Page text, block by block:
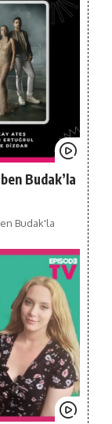
Budak’la
Budak'la